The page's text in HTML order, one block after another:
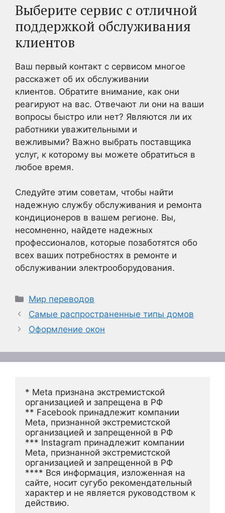
Выберите сервис с отличной
поддержкой обслуживания
клиентов
Ваш первый контакт с сервисом многое
расскажет об их обслуживании
клиентов. Обратите внимание, как они
реагируют на вас. Отвечают ли они на ваши
вопросы быстро или нет? Являются ли их
работники уважительными и
вежливыми? Важно выбрать поставщика
услуг, к которому вы можете обратиться в
любое время.
Следуйте этим советам, чтобы найти
надежную службу обслуживания и ремонта
кондиционеров в вашем регионе. Вы,
несомненно, найдете надежных
профессионалов, которые позаботятся обо
всех ваших потребностях в ремонте и
обслуживании электрооборудования.
Рубрики
Мир переводов
Самые распространенные типы домов
Оформление окон
* Meta признана экстремистской
организацией и запрещена в РФ
** Facebook принадлежит компании
Meta, признанной экстремистской
организацией и запрещенной в РФ
*** Instagram принадлежит компании
Meta, признанной экстремистской
организацией и запрещенной в РФ
**** Вся информация, изложенная на
сайте, носит сугубо рекомендательный
характер и не является руководством к
действию.